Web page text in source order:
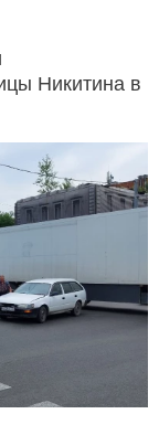
Никитина в